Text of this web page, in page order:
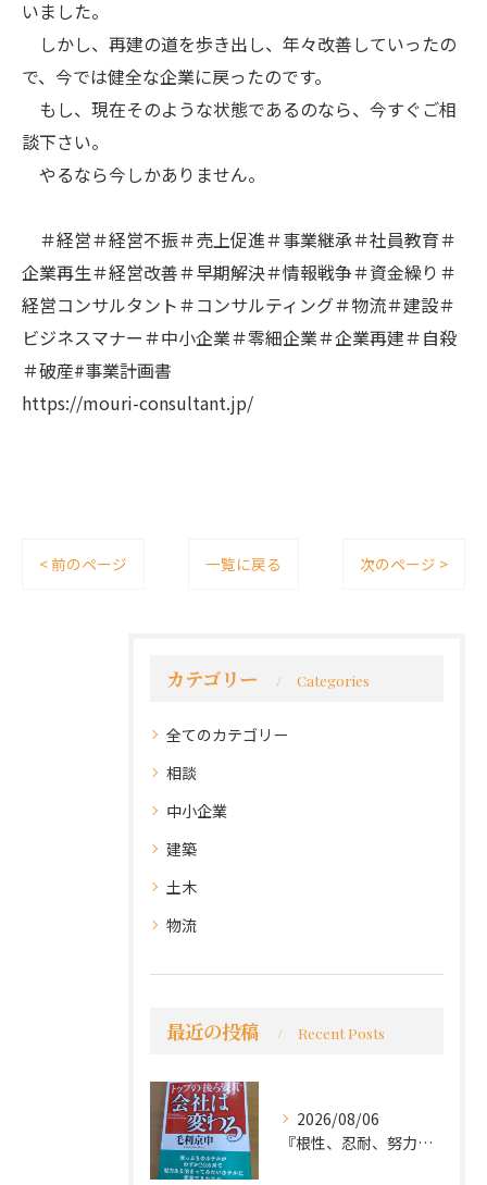
いました。
しかし、再建の道を歩き出し、年々改善していったの
で、今では健全な企業に戻ったのです。
もし、現在そのような状態であるのなら、今すぐご相
談下さい。
やるなら今しかありません。
＃経営＃経営不振＃売上促進＃事業継承＃社員教育＃
企業再生＃経営改善＃早期解決＃情報戦争＃資金繰り＃
経営コンサルタント＃コンサルティング＃物流＃建設＃
ビジネスマナー＃中小企業＃零細企業＃企業再建＃自殺
＃破産#事業計画書
https://mouri-consultant.jp/
< 前のページ 一覧に戻る 次のページ >
カテゴリー Categories
全てのカテゴリー
相談
中小企業
建築
土木
物流
最近の投稿 Recent Posts
2026/08/06
『根性、忍耐、努力という言葉は死語なのか』